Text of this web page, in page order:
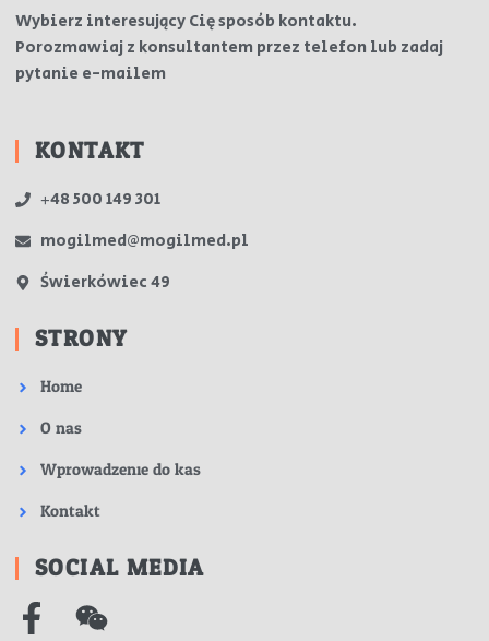
Wybierz interesujący Cię sposób kontaktu.
Porozmawiaj z konsultantem przez telefon lub zadaj
pytanie e-mailem
KONTAKT
+48 500 149 301
mogilmed@mogilmed.pl
Świerkówiec 49
STRONY
Home
O nas
Wprowadzenie do kas
Kontakt
SOCIAL MEDIA